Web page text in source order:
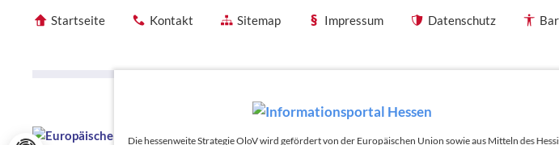
Die hessenweite Strategie OloV wird gefördert von der Europäischen Union sowie aus Mitteln des
Startseite Kontakt Sitemap Impressum Datenschutz